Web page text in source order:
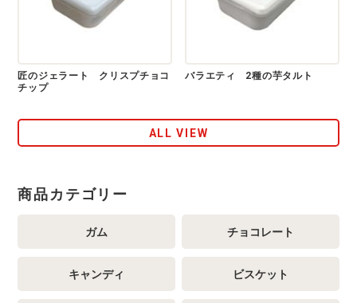
匠のジェラート クリスプチョコ
チップ
バラエティ 2種の芋タルト
ALL VIEW
商品カテゴリー
ガム チョコレート
キャンディ ビスケット